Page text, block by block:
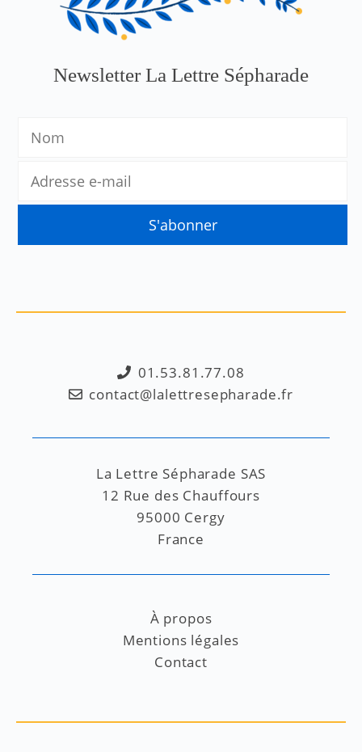
Newsletter La Lettre Sépharade
01.53.81.77.08
contact@lalettresepharade.fr
La Lettre Sépharade SAS
12 Rue des Chauffours
95000 Cergy
France
À propos
Mentions légales
Contact